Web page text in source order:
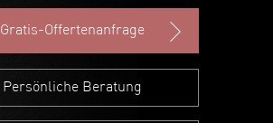
Gratis-Offertenanfrage
Persönliche Beratung